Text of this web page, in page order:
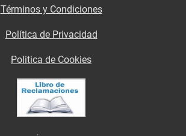
Términos y Condiciones
Política de Privacidad
Politica de Cookies